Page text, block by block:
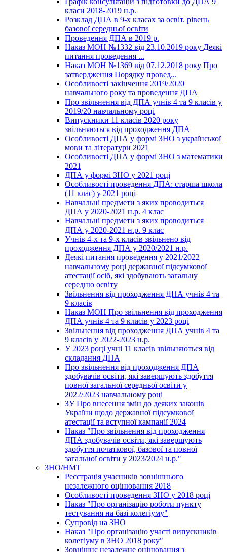
класи 2018-2019 н.р.
Розклад ДПА в 9-х класах за освіт. рівень
базової середньої освіти
Проведення ДПА в 2019 р.
Наказ МОН №1332 від 23.10.2019 року Деякі
питання проведення ...
Наказ МОН №1369 від 07.12.2018 року Про
затвердження Порядку провед...
Особливості закінчення 2019/2020
навчального року та проведення ДПА
Про звільнення від ДПА учнів 4 та 9 класів у
2019/20 навчальному році
Випускники 11 класів 2020 року
звільняються від проходження ДПА
Особливості ДПА у формі ЗНО з української
мови та літератури 2021
Особливості ДПА у формі ЗНО з математики
2021
ДПА у формі ЗНО у 2021 році
Особливості проведення ДПА: старша школа
(11 клас) у 2021 році
Навчальні предмети з яких проводиться
ДПА у 2020-2021 н.р. 4 клас
Навчальні предмети з яких проводиться
ДПА у 2020-2021 н.р. 9 клас
Учнів 4-х та 9-х класів звільнено від
проходження ДПА у 2020/2021 н.р.
Деякі питання проведення у 2021/2022
навчальному році державної підсумкової
атестації осіб, які здобувають загальну
середню освіту
Звільнення від проходження ДПА учнів 4 та
9 класів
Наказ МОН Про звільнення від проходження
ДПА учнів 4 та 9 класів у 2023 році
Звільнення від проходження ДПА учнів 4 та
9 класів у 2022-2023 н.р.
У 2023 році учні 11 класів звільняються від
складання ДПА
Про звільнення від проходження ДПА
здобувачів освіти, які завершують здобуття
повної загальної середньої освіти у
2022/2023 навчальному році
ЗУ Про внесення змін до деяких законів
України щодо державної підсумкової
атестації та вступної кампанії 2024
Наказ "Про звільнення від проходження
ДПА здобувачів освіти, які завершують
здобуття початкової, базової та повної
загальної освіти у 2023/2024 н.р."
ЗНО/НМТ
Реєстрація учасників зовнішнього
незалежного оцінювання 2018
Особливості проведення ЗНО у 2018 році
Наказ "Про організацію роботи пункту
тестування на базі колегіуму"
Супровід на ЗНО
Наказ "Про організацію участі випускників
колегіуму в ЗНО 2018 року"
Зовнішнє незалежне оцінювання з